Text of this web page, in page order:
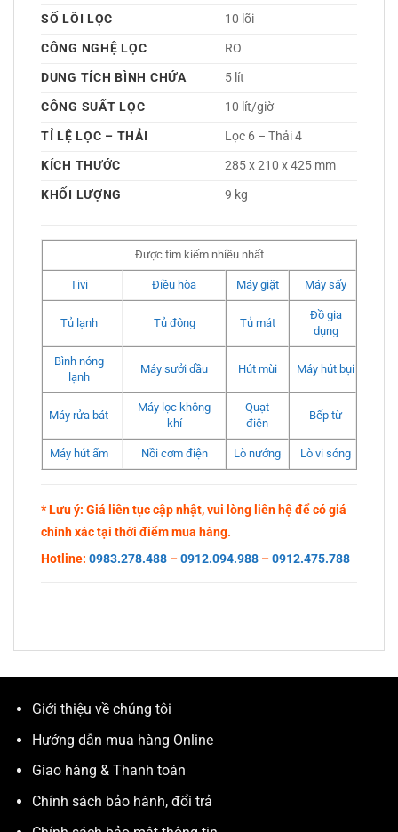
SỐ LÕI LỌC
10 lõi
CÔNG NGHỆ LỌC
RO
DUNG TÍCH BÌNH CHỨA
5 lít
CÔNG SUẤT LỌC
10 lít/giờ
TỈ LỆ LỌC – THẢI
Lọc 6 – Thải 4
KÍCH THƯỚC
285 x 210 x 425 mm
KHỐI LƯỢNG
9 kg
Được tìm kiếm nhiều nhất
Tivi Điều hòa Máy giặt Máy sấy
Tủ lạnh Tủ đông Tủ mát
Đồ gia
dụng
Bình nóng
lạnh
Máy sưởi dầu Hút mùi Máy hút bụi
Máy rửa bát
Máy lọc không
khí
Quạt
điện
Bếp từ
Máy hút ẩm Nồi cơm điện Lò nướng Lò vi sóng
* Lưu ý: Giá liên tục cập nhật, vui lòng liên hệ để có giá
chính xác tại thời điểm mua hàng.
Hotline: 0983.278.488 –0912.094.988 –0912.475.788
Giới thiệu về chúng tôi
Hướng dẫn mua hàng Online
Giao hàng & Thanh toán
Chính sách bảo hành, đổi trả